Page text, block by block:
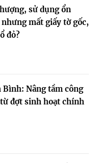
sử dụng ổn
mất giấy tờ gốc,
đỏ?
Bình: Nâng tầm công
đợt sinh hoạt chính